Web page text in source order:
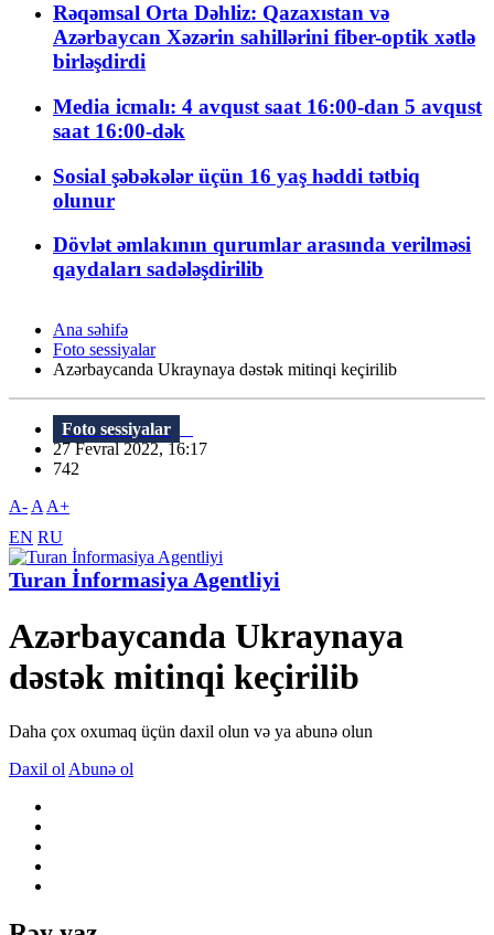
Rəqəmsal Orta Dəhliz: Qazaxıstan və
Azərbaycan Xəzərin sahillərini fiber-optik xətlə
birləşdirdi
Media icmalı: 4 avqust saat 16:00-dan 5 avqust
saat 16:00-dək
Sosial şəbəkələr üçün 16 yaş həddi tətbiq
olunur
Dövlət əmlakının qurumlar arasında verilməsi
qaydaları sadələşdirilib
Ana səhifə
Foto sessiyalar
Azərbaycanda Ukraynaya dəstək mitinqi keçirilib
Foto sessiyalar
27 Fevral 2022, 16:17
742
A- A A+
EN RU
Turan İnformasiya Agentliyi
Azərbaycanda Ukraynaya
dəstək mitinqi keçirilib
Daha çox oxumaq üçün daxil olun və ya abunə olun
Daxil ol Abunə ol